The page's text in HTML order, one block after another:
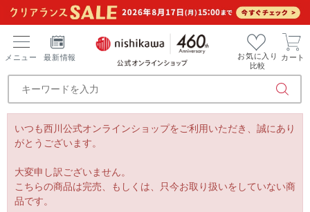
メニュー 最新情報
お気に入り
比較
カート
いつも西川公式オンラインショップをご利用いただき、誠にあり
がとうございます。
大変申し訳ございません。
こちらの商品は完売、もしくは、只今お取り扱いをしていない商
品です。